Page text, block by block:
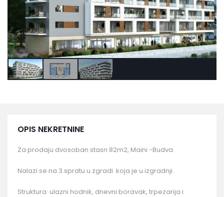
OPIS NEKRETNINE
Za prodaju dvosoban stasn 82m2, Maini -Budva.
Nalazi se na 3.spratu u zgradi koja je u izgradnji.
Struktura: ulazni hodnik, dnevni boravak, trpezarija i